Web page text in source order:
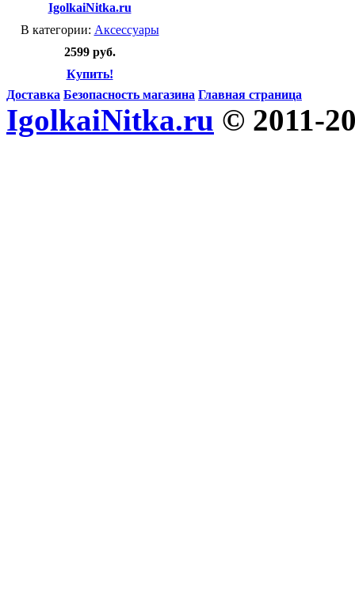
IgolkaiNitka.ru
В категории: Аксессуары
2599 руб.
Купить!
Доставка Безопасность магазина Главная страница
IgolkaiNitka.ru © 2011-